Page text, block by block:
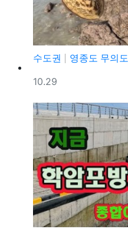
수도권
영종도 무의도 갑
등록일
10.29